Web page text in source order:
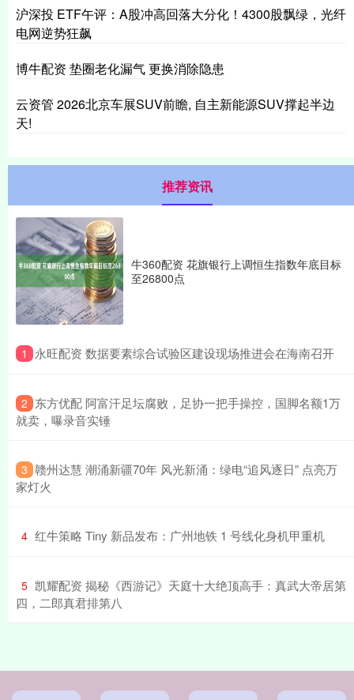
沪深投 ETF午评：A股冲高回落大分化！4300股飘绿，光纤
电网逆势狂飙
博牛配资 垫圈老化漏气 更换消除隐患
云资管 2026北京车展SUV前瞻, 自主新能源SUV撑起半边
天!
推荐资讯
牛360配资 花旗银行上调恒生指数年底目标
至26800点
1 ​永旺配资 数据要素综合试验区建设现场推进会在海南召开
2 ​东方优配 阿富汗足坛腐败，足协一把手操控，国脚名额1万
就卖，曝录音实锤
3 ​赣州达慧 潮涌新疆70年 风光新涌：绿电“追风逐日” 点亮万
家灯火
4 ​红牛策略 Tiny 新品发布：广州地铁 1 号线化身机甲重机
5 ​凯耀配资 揭秘《西游记》天庭十大绝顶高手：真武大帝居第
四，二郎真君排第八